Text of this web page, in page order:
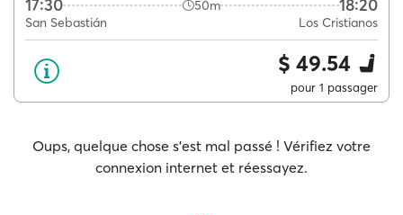
17:30 50m 18:20
San Sebastián Los Cristianos
$ 49.54
pour 1 passager
Oups, quelque chose s'est mal passé ! Vérifiez votre
connexion internet et réessayez.